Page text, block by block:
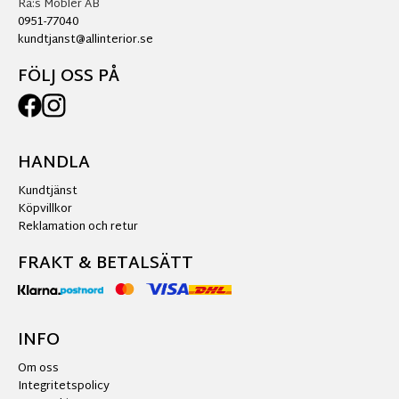
0951-77040
kundtjanst@allinterior.se
FÖLJ OSS PÅ
HANDLA
Kundtjänst
Köpvillkor
Reklamation och retur
FRAKT & BETALSÄTT
INFO
Om oss
Integritetspolicy